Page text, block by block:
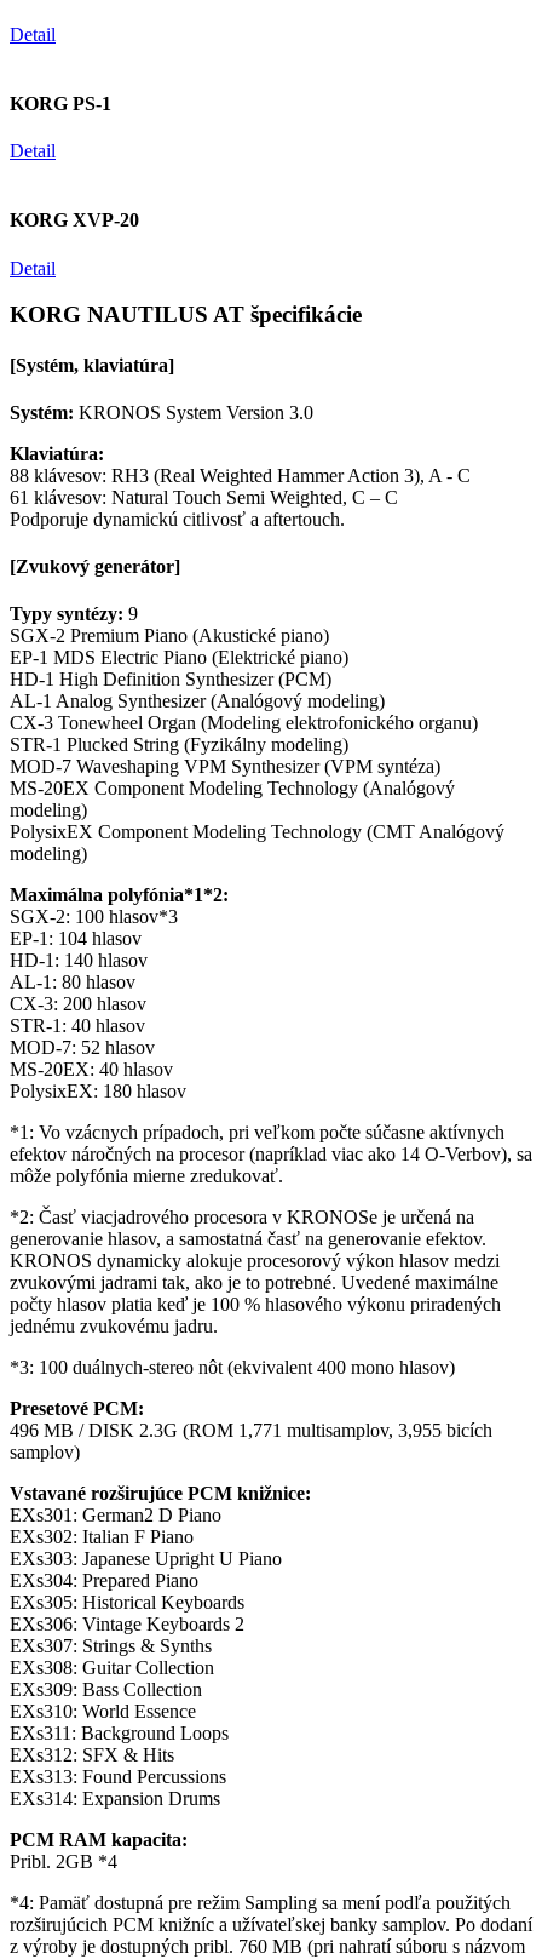
Detail
KORG PS-1
Detail
KORG XVP-20
Detail
KORG NAUTILUS AT špecifikácie
[Systém, klaviatúra]
Systém: KRONOS System Version 3.0
Klaviatúra:
88 klávesov: RH3 (Real Weighted Hammer Action 3), A - C
61 klávesov: Natural Touch Semi Weighted, C – C
Podporuje dynamickú citlivosť a aftertouch.
[Zvukový generátor]
Typy syntézy: 9
SGX-2 Premium Piano (Akustické piano)
EP-1 MDS Electric Piano (Elektrické piano)
HD-1 High Definition Synthesizer (PCM)
AL-1 Analog Synthesizer (Analógový modeling)
CX-3 Tonewheel Organ (Modeling elektrofonického organu)
STR-1 Plucked String (Fyzikálny modeling)
MOD-7 Waveshaping VPM Synthesizer (VPM syntéza)
MS-20EX Component Modeling Technology (Analógový
modeling)
PolysixEX Component Modeling Technology (CMT Analógový
modeling)
Maximálna polyfónia*1*2:
SGX-2: 100 hlasov*3
EP-1: 104 hlasov
HD-1: 140 hlasov
AL-1: 80 hlasov
CX-3: 200 hlasov
STR-1: 40 hlasov
MOD-7: 52 hlasov
MS-20EX: 40 hlasov
PolysixEX: 180 hlasov
*1: Vo vzácnych prípadoch, pri veľkom počte súčasne aktívnych
efektov náročných na procesor (napríklad viac ako 14 O-Verbov), sa
môže polyfónia mierne zredukovať.
*2: Časť viacjadrového procesora v KRONOSe je určená na
generovanie hlasov, a samostatná časť na generovanie efektov.
KRONOS dynamicky alokuje procesorový výkon hlasov medzi
zvukovými jadrami tak, ako je to potrebné. Uvedené maximálne
počty hlasov platia keď je 100 % hlasového výkonu priradených
jednému zvukovému jadru.
*3: 100 duálnych-stereo nôt (ekvivalent 400 mono hlasov)
Presetové PCM:
496 MB / DISK 2.3G (ROM 1,771 multisamplov, 3,955 bicích
samplov)
Vstavané rozširujúce PCM knižnice:
EXs301: German2 D Piano
EXs302: Italian F Piano
EXs303: Japanese Upright U Piano
EXs304: Prepared Piano
EXs305: Historical Keyboards
EXs306: Vintage Keyboards 2
EXs307: Strings & Synths
EXs308: Guitar Collection
EXs309: Bass Collection
EXs310: World Essence
EXs311: Background Loops
EXs312: SFX & Hits
EXs313: Found Percussions
EXs314: Expansion Drums
PCM RAM kapacita:
Pribl. 2GB *4
*4: Pamäť dostupná pre režim Sampling sa mení podľa použitých
rozširujúcich PCM knižníc a užívateľskej banky samplov. Po dodaní
z výroby je dostupných pribl. 760 MB (pri nahratí súboru s názvom